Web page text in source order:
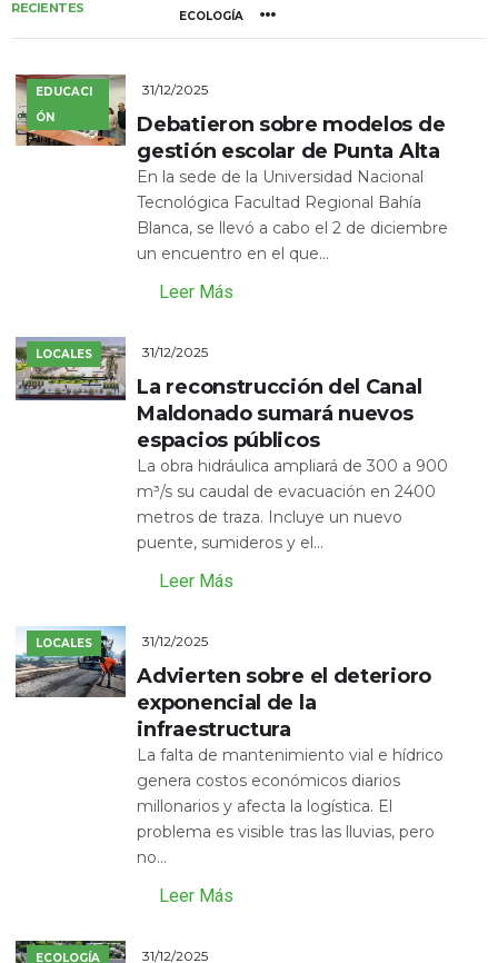
RECIENTES
ECOLOGÍA
EDUCACI
ÓN
31/12/2025
Debatieron sobre modelos de
gestión escolar de Punta Alta
En la sede de la Universidad Nacional
Tecnológica Facultad Regional Bahía
Blanca, se llevó a cabo el 2 de diciembre
un encuentro en el que...
Leer Más
LOCALES 31/12/2025
La reconstrucción del Canal
Maldonado sumará nuevos
espacios públicos
La obra hidráulica ampliará de 300 a 900
m³/s su caudal de evacuación en 2400
metros de traza. Incluye un nuevo
puente, sumideros y el...
Leer Más
LOCALES 31/12/2025
Advierten sobre el deterioro
exponencial de la
infraestructura
La falta de mantenimiento vial e hídrico
genera costos económicos diarios
millonarios y afecta la logística. El
problema es visible tras las lluvias, pero
no...
Leer Más
ECOLOGÍA 31/12/2025